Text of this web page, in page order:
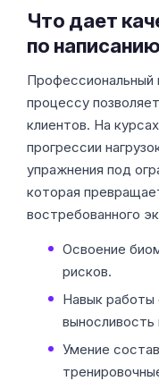
Что дает
по
Профессиональный
процессу
клиентов. На
прогрессии
упражнения под
которая
востребованного
Освоение
рисков.
Навык работы
Умение